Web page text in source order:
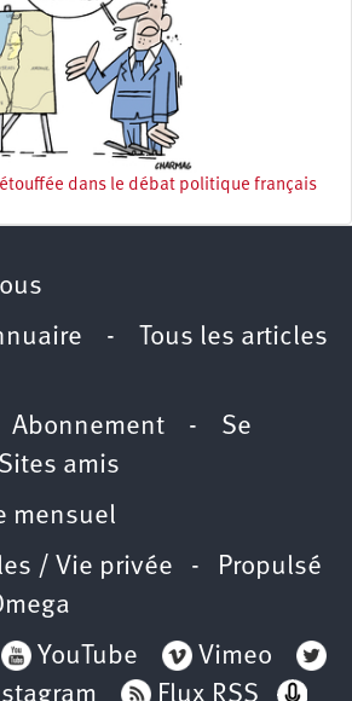
dans le débat politique français
-
Tous les articles
Abonnement - Se
Sites amis
mensuel
/ Vie privée - Propulsé
YouTube
Vimeo
Flux RSS